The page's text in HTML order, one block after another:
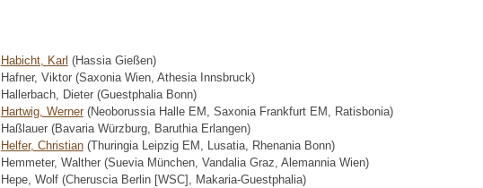
Habicht, Karl (Hassia Gießen)
Hafner, Viktor (Saxonia Wien, Athesia Innsbruck)
Hallerbach, Dieter (Guestphalia Bonn)
Hartwig, Werner(Neoborussia Halle EM, Saxonia Frankfurt EM, Ratisbonia)
Haßlauer (Bavaria Würzburg, Baruthia Erlangen)
Helfer, Christian(Thuringia Leipzig EM, Lusatia, Rhenania Bonn)
Hemmeter, Walther (Suevia München, Vandalia Graz, Alemannia Wien)
Hepe, Wolf (Cheruscia Berlin [WSC], Makaria-Guestphalia)